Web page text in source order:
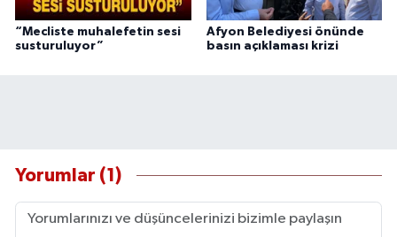
“Mecliste muhalefetin sesi
susturuluyor”
Afyon Belediyesi önünde
basın açıklaması krizi
Yorumlar (1)